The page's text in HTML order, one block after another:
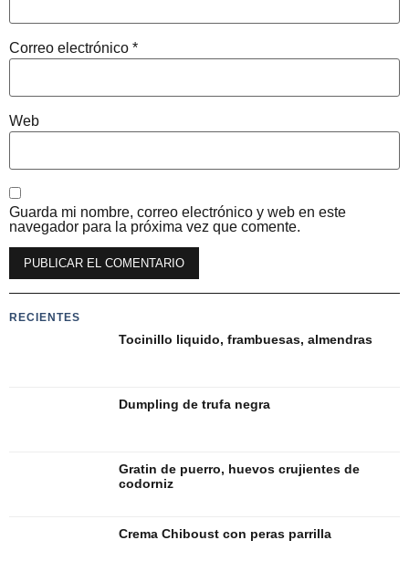
Correo electrónico *
Web
Guarda mi nombre, correo electrónico y web en este
navegador para la próxima vez que comente.
RECIENTES
Tocinillo liquido, frambuesas, almendras
Dumpling de trufa negra
Gratin de puerro, huevos crujientes de
codorniz
Crema Chiboust con peras parrilla